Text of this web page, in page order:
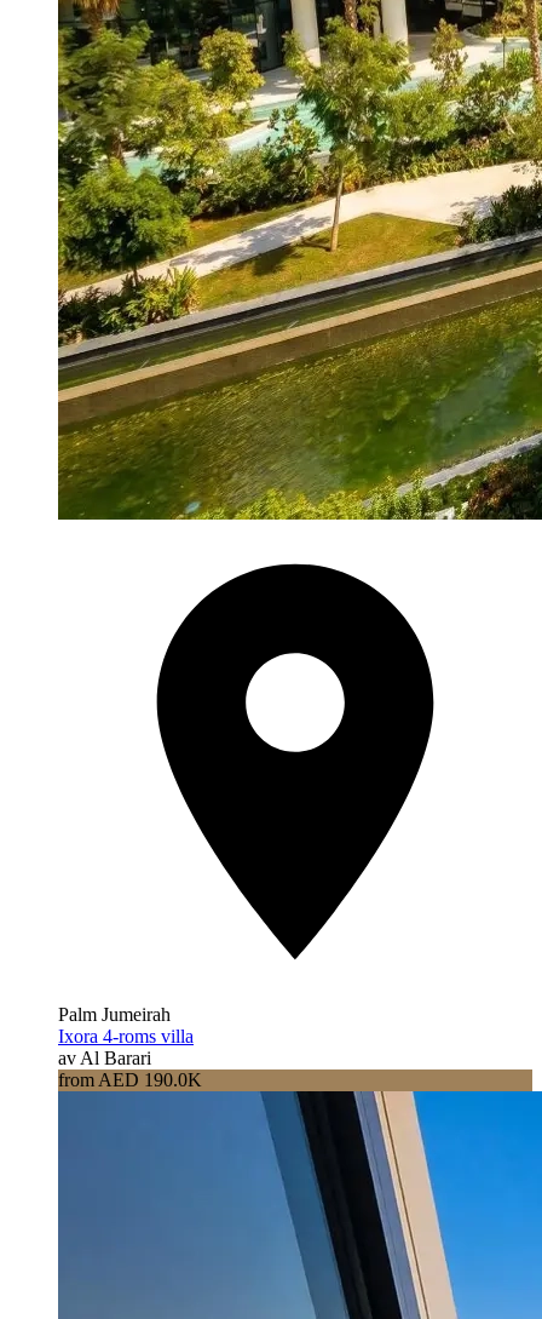
Palm Jumeirah
Ixora 4-roms villa
av Al Barari
from AED 190.0K